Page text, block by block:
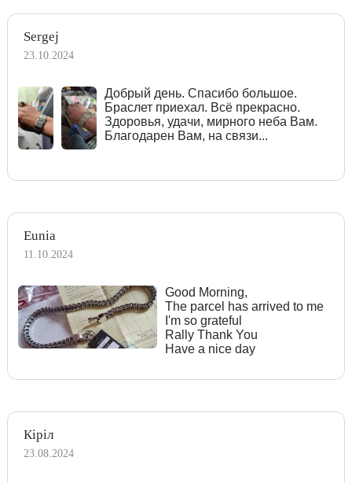
Sergej
23.10.2024
Добрый день. Спасибо большое.
Браслет приехал. Всё прекрасно.
Здоровья, удачи, мирного неба Вам.
Благодарен Вам, на связи...
Eunia
11.10.2024
Good Morning,
The parcel has arrived to me
I'm so grateful
Rally Thank You
Have a nice day
Кіріл
23.08.2024